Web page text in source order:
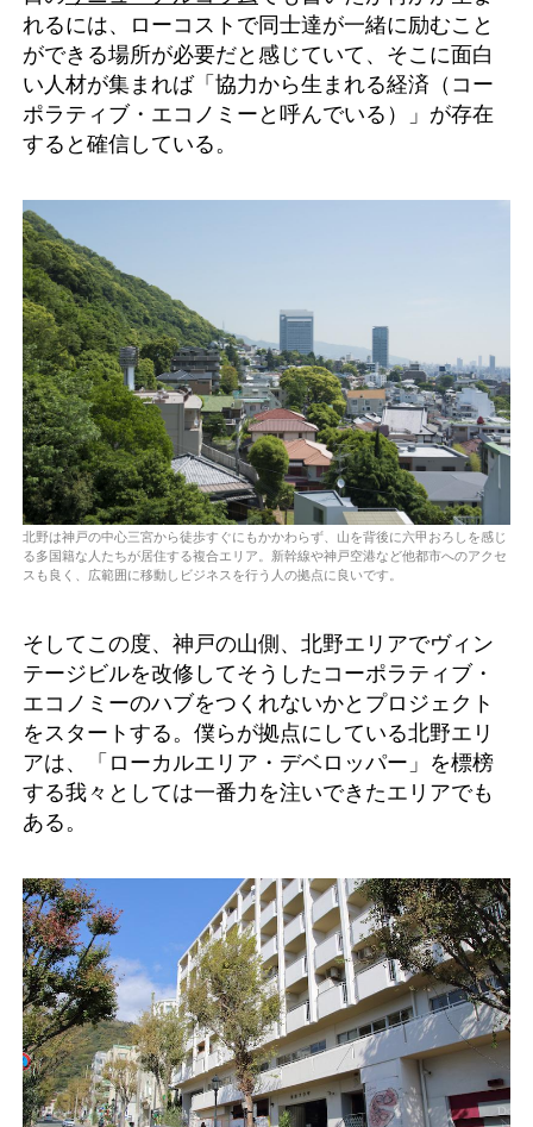
れるには、ローコストで同士達が一緒に励むこと
ができる場所が必要だと感じていて、そこに面白
い人材が集まれば「協力から生まれる経済（コー
ポラティブ・エコノミーと呼んでいる）」が存在
すると確信している。
北野は神戸の中心三宮から徒歩すぐにもかかわらず、山を背後に六甲おろしを感じ
る多国籍な人たちが居住する複合エリア。新幹線や神戸空港など他都市へのアクセ
スも良く、広範囲に移動しビジネスを行う人の拠点に良いです。
そしてこの度、神戸の山側、北野エリアでヴィン
テージビルを改修してそうしたコーポラティブ・
エコノミーのハブをつくれないかとプロジェクト
をスタートする。僕らが拠点にしている北野エリ
アは、「ローカルエリア・デベロッパー」を標榜
する我々としては一番力を注いできたエリアでも
ある。